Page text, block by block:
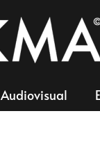
Audiovisual